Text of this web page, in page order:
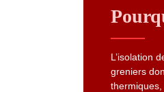
L’isolation
greniers